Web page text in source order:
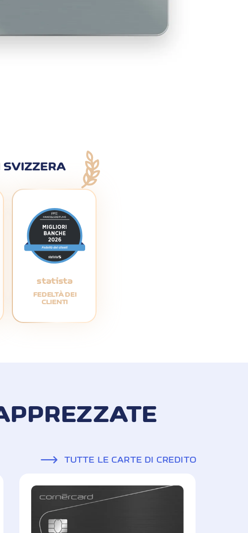
SVIZZERA
statista
FEDELTÀ DEI
CLIENTI
TUTTE LE CARTE DI CREDITO